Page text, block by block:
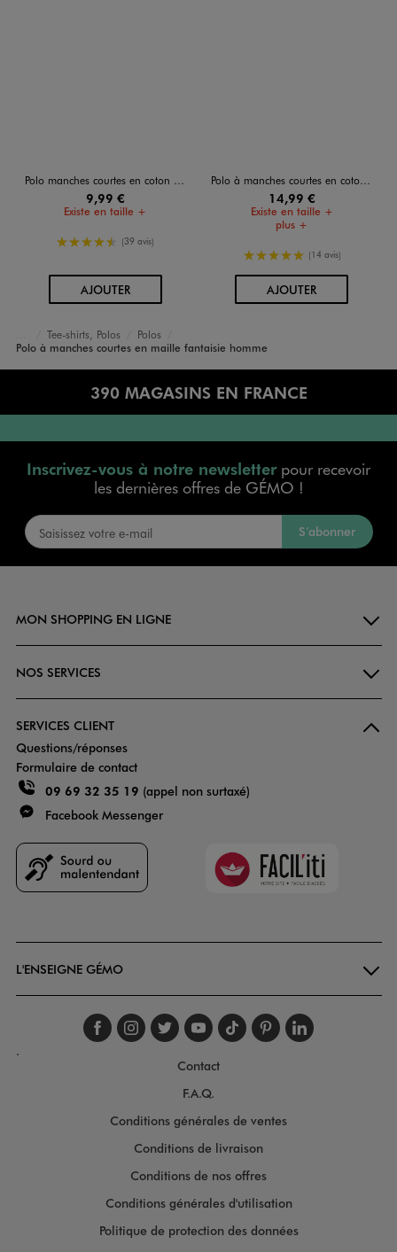
Polo manches courtes en coton homme
9,99 €
Existe en taille +
4.5/5 de moyenne
(39 avis)
AJOUTERAU PANIER
Polo à manches courtes en coton résistant homme
14,99 €
Existe en taille +
plus +
5/5 de moyenne
(14 avis)
AJOUTERAU PANIER
Accueil
Homme
Vêtements
Tee-shirts, Polos
Polos
Polo à manches courtes en maille fantaisie homme
390 MAGASINS EN FRANCE
Inscrivez-vous à notre newsletterpour recevoir
les dernières offres de GÉMO !
S’abonner
MON SHOPPING EN LIGNE
NOS SERVICES
SERVICES CLIENT
Questions/réponses
Formulaire de contact
09 69 32 35 19 (appel non surtaxé)
Facebook Messenger
Faciliti
L'ENSEIGNE GÉMO
Suivez-nous sur
Suivez-nous sur
Suivez-nous sur
Suivez-nous
Suivez-nous
Suivez-
.
Contact
F.A.Q.
Conditions générales de ventes
Conditions de livraison
Conditions de nos offres
Conditions générales d'utilisation
Politique de protection des données